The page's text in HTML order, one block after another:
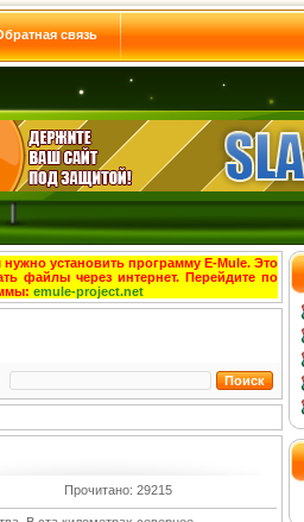
связь
установить программу E-Mule. Это
файлы через интернет. Перейдите по
emule-project.net
Прочитано: 29215